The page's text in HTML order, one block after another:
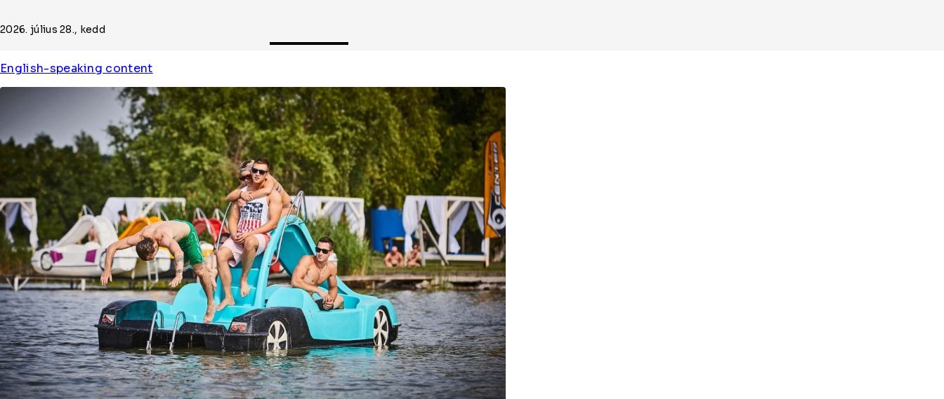
2026. július 28., kedd
English-speaking content